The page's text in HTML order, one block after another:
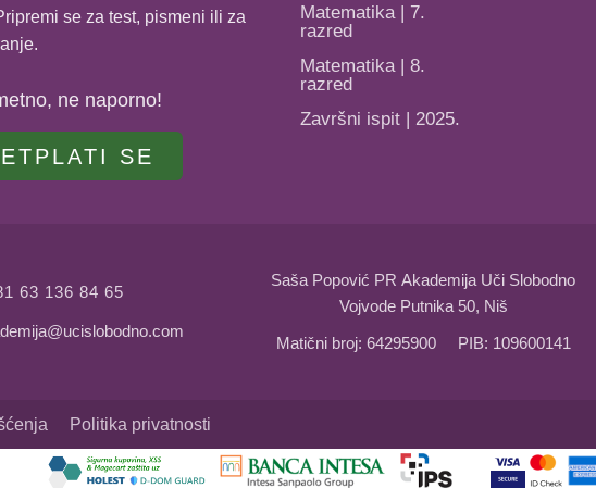
se za test, pismeni ili za
ne naporno!
SE
Matematika | 7.
razred
Matematika | 8.
razred
Završni ispit | 2025.
63 136 84 65
Saša Popović PR Akademija Uči Slobodno
Vojvode Putnika 50, Niš
Matični broj: 64295900 PIB: 109600141
Politika privatnosti